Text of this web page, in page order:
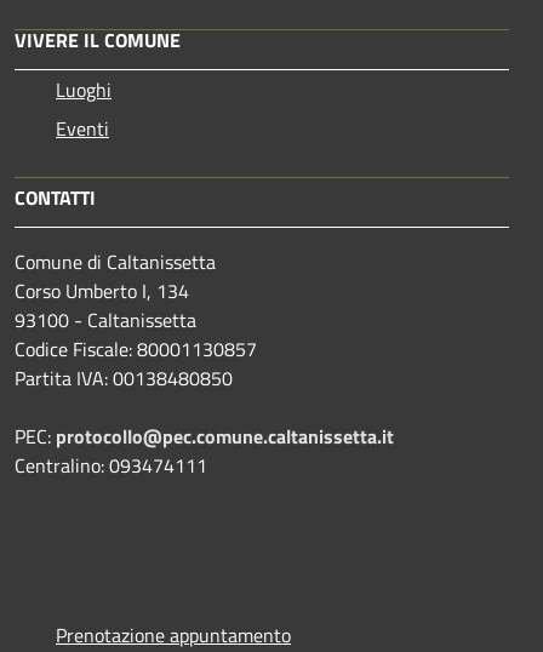
VIVERE IL COMUNE
Luoghi
Eventi
CONTATTI
Comune di Caltanissetta
Corso Umberto I, 134
93100 - Caltanissetta
Codice Fiscale: 80001130857
Partita IVA: 00138480850
PEC: protocollo@pec.comune.caltanissetta.it
Centralino: 093474111
Prenotazione appuntamento